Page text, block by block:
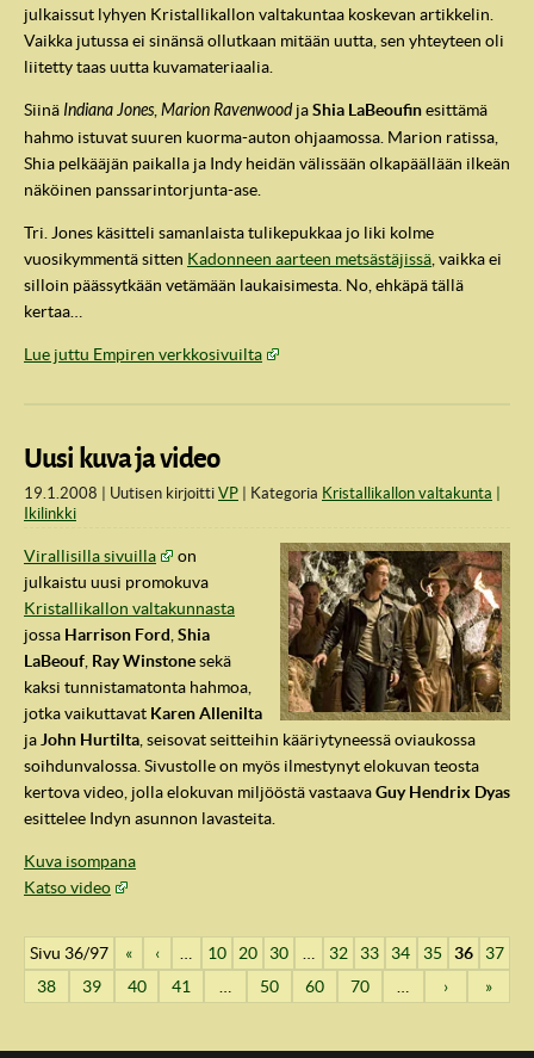
julkaissut lyhyen Kristallikallon valtakuntaa koskevan artikkelin.
Vaikka jutussa ei sinänsä ollutkaan mitään uutta, sen yhteyteen oli
liitetty taas uutta kuvamateriaalia.
Siinä Indiana Jones Marion RavenwoodjaShia LaBeoufinesittämä
hahmo istuvat suuren kuorma-auton ohjaamossa. Marion ratissa,
Shia pelkääjän paikalla ja Indy heidän välissään olkapäällään ilkeän
näköinen panssarintorjunta-ase.
Tri. Jones käsitteli samanlaista tulikepukkaa jo liki kolme
vuosikymmentä sitten Kadonneen aarteen metsästäjissä , vaikka ei
silloin päässytkään vetämään laukaisimesta. No, ehkäpä tällä
kertaa…
Lue juttu Empiren verkkosivuilta
Uusi kuva ja video
19.1.2008 Uutisen kirjoitti VP Kategoria Kristallikallon valtakunta
Ikilinkki
Virallisilla sivuilla
on
julkaistu uusi promokuva
Kristallikallon valtakunnasta
jossa Harrison Ford,Shia
LaBeouf, Ray Winstonesekä
kaksi tunnistamatonta hahmoa,
jotka vaikuttavat Karen Allenilta
jaJohn Hurtilta, seisovat seitteihin kääriytyneessä oviaukossa
soihdunvalossa. Sivustolle on myös ilmestynyt elokuvan teosta
kertova video, jolla elokuvan miljööstä vastaavaGuy Hendrix Dyas
esittelee Indyn asunnon lavasteita.
Kuva isompana
Katso video
Sivu 36/97 « ‹ … 10 20 30 … 32 33 34 35 36
37
38
39 40 41 … 50 60 70 … › »